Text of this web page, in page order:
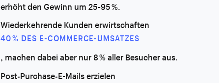
erhöht den Gewinn um 25-95 %.
Wiederkehrende Kunden erwirtschaften
40 % DES E-COMMERCE-UMSATZES
, machen dabei aber nur 8 % aller Besucher aus.
Post-Purchase-E-Mails erzielen